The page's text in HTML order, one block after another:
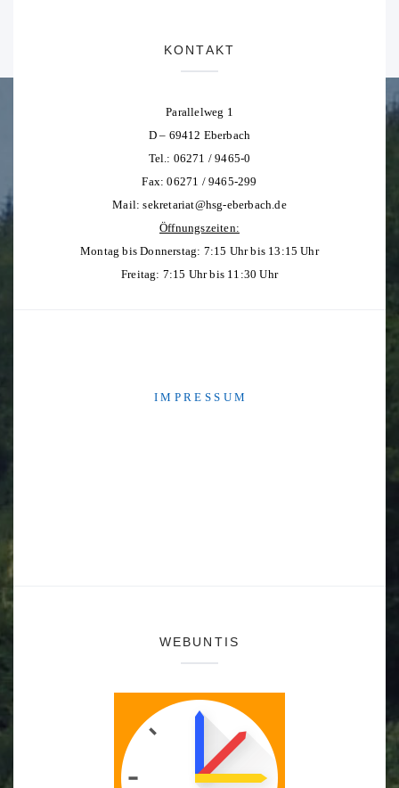
KONTAKT
Parallelweg 1
D – 69412 Eberbach
Tel.: 06271 / 9465-0
Fax: 06271 / 9465-299
Mail:sekretariat@hsg-eberbach.de
Öffnungszeiten:
Montag bis Donnerstag: 7:15 Uhr bis 13:15 Uhr
Freitag: 7:15 Uhr bis 11:30 Uhr
I M P R E S S U M
WEBUNTIS